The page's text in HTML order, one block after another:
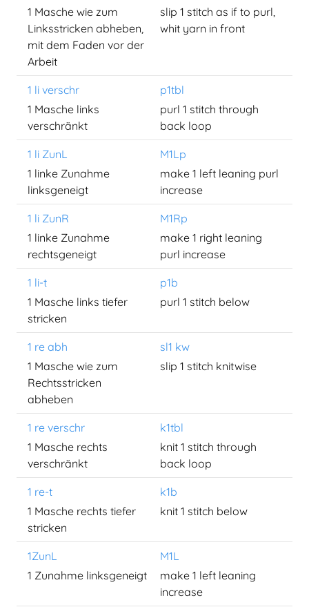
1 Masche wie zum
Linksstricken abheben,
mit dem Faden vor der
Arbeit
slip 1 stitch as if to purl,
whit yarn in front
1 li verschr
p1tbl
1 Masche links
verschränkt
purl 1 stitch through
back loop
1 li ZunL
M1Lp
1 linke Zunahme
linksgeneigt
make 1 left leaning purl
increase
1 li ZunR
M1Rp
1 linke Zunahme
rechtsgeneigt
make 1 right leaning
purl increase
1 li-t
p1b
1 Masche links tiefer
stricken
purl 1 stitch below
1 re abh
sl1 kw
1 Masche wie zum
Rechtsstricken
abheben
slip 1 stitch knitwise
1 re verschr
k1tbl
1 Masche rechts
verschränkt
knit 1 stitch through
back loop
1 re-t
k1b
1 Masche rechts tiefer
stricken
knit 1 stitch below
1ZunL
M1L
1 Zunahme linksgeneigt
make 1 left leaning
increase